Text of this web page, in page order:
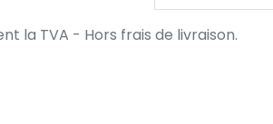
la TVA - Hors frais de livraison.